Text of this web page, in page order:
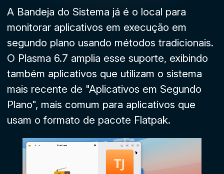
A Bandeja do Sistema já é o local para
monitorar aplicativos em execução em
segundo plano usando métodos tradicionais.
O Plasma 6.7 amplia esse suporte, exibindo
também aplicativos que utilizam o sistema
mais recente de "Aplicativos em Segundo
Plano", mais comum para aplicativos que
usam o formato de pacote Flatpak.